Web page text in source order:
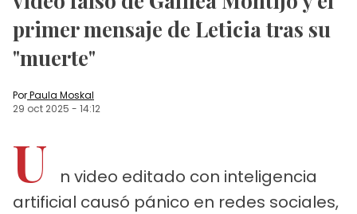
primer mensaje de Leticia tras su
"muerte"
PorPaula Moskal
29 oct 2025 - 14:12
U
n video editado con inteligencia
artificial causó pánico en redes sociales,